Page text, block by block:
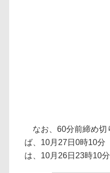
なお、60分前締め切
ば、10月27日0時10分
は、10月26日23時10